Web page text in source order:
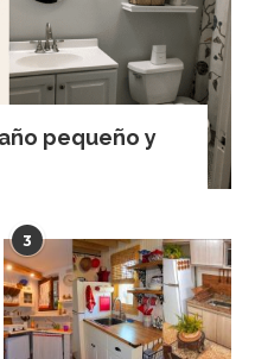
pequeño y
3